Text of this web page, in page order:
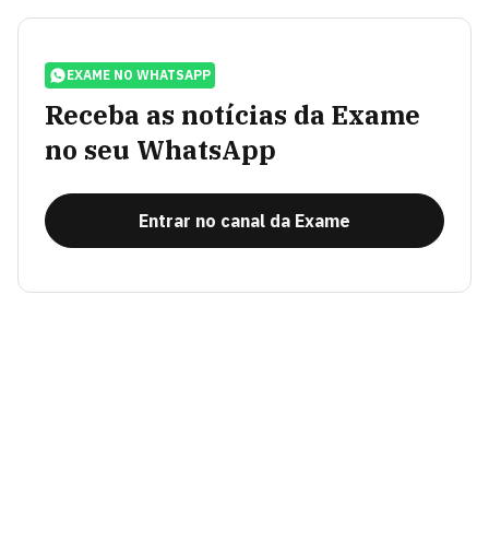
EXAME NO WHATSAPP
Receba as notícias da Exame
no seu WhatsApp
Entrar no canal da Exame